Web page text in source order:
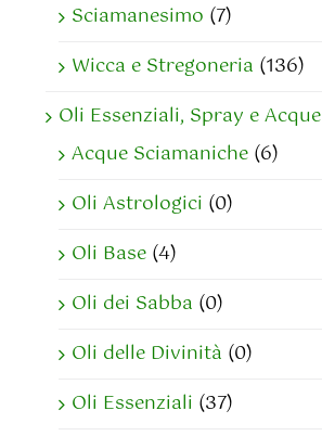
Sciamanesimo (7)
Wicca e Stregoneria (136)
Oli Essenziali, Spray e Acque
Acque Sciamaniche (6)
Oli Astrologici (0)
Oli Base (4)
Oli dei Sabba (0)
Oli delle Divinità (0)
Oli Essenziali (37)